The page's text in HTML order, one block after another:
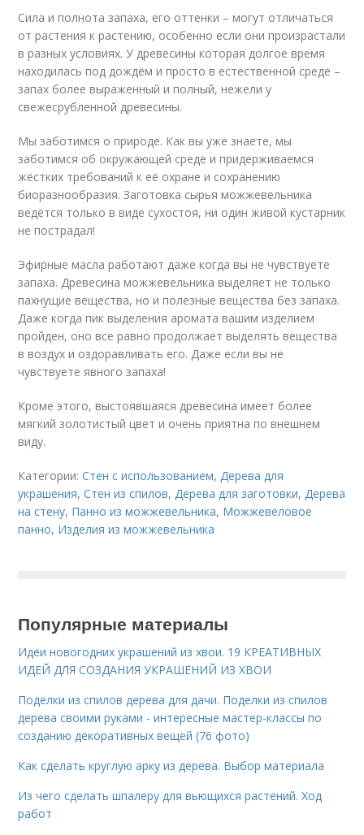
Сила и полнота запаха, его оттенки – могут отличаться
от растения к растению, особенно если они произрастали
в разных условиях. У древесины которая долгое время
находилась под дождём и просто в естественной среде –
запах более выраженный и полный, нежели у
свежесрубленной древесины.
Мы заботимся о природе. Как вы уже знаете, мы
заботимся об окружающей среде и придерживаемся
жёстких требований к её охране и сохранению
биоразнообразия. Заготовка сырья можжевельника
ведётся только в виде сухостоя, ни один живой кустарник
не пострадал!
Эфирные масла работают даже когда вы не чувствуете
запаха. Древесина можжевельника выделяет не только
пахнущие вещества, но и полезные вещества без запаха.
Даже когда пик выделения аромата вашим изделием
пройден, оно все равно продолжает выделять вещества
в воздух и оздоравливать его. Даже если вы не
чувствуете явного запаха!
Кроме этого, выстоявшаяся древесина имеет более
мягкий золотистый цвет и очень приятна по внешнем
виду.
Категории:Стен с использованием,Дерева для
украшения,Стен из спилов,Дерева для заготовки,Дерева
на стену, Панно из можжевельника, Можжевеловое
панно, Изделия из можжевельника
Популярные материалы
Идеи новогодних украшений из хвои. 19 КРЕАТИВНЫХ
ИДЕЙ ДЛЯ СОЗДАНИЯ УКРАШЕНИЙ ИЗ ХВОИ
Поделки из спилов дерева для дачи. Поделки из спилов
дерева своими руками - интересные мастер-классы по
созданию декоративных вещей (76 фото)
Как сделать круглую арку из дерева. Выбор материала
Из чего сделать шпалеру для вьющихся растений. Ход
работ